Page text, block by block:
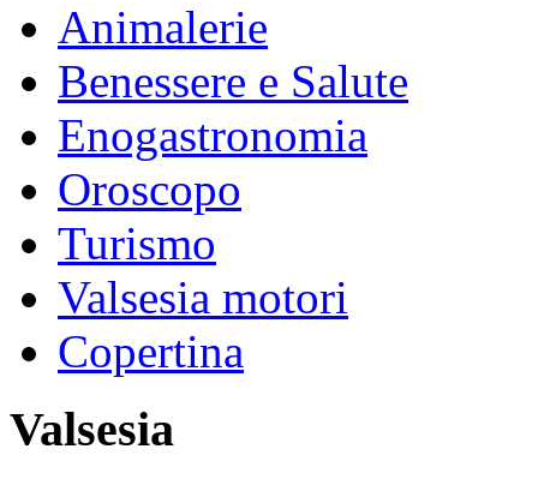
Animalerie
Benessere e Salute
Enogastronomia
Oroscopo
Turismo
Valsesia motori
Copertina
Valsesia